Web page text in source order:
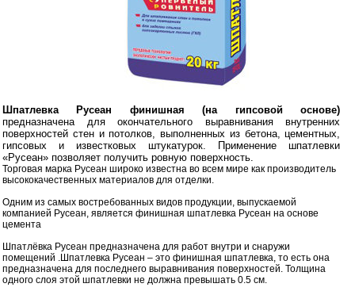
Шпатлевка Русеан финишная (на гипсовой основе)
предназначена для окончательного выравнивания внутренних
поверхностей стен и потолков, выполненных из бетона, цементных,
гипсовых и известковых штукатурок. Применение шпатлевки
«Русеан» позволяет получить ровную поверхность.
Торговая марка Русеан широко известна во всем мире как производитель
высококачественных материалов для отделки.
Одним из самых востребованных видов продукции, выпускаемой
компанией Русеан, является финишная шпатлевка Русеан на основе
цемента
Шпатлёвка Русеан предназначена для работ внутри и снаружи
помещений .Шпатлевка Русеан – это финишная шпатлевка, то есть она
предназначена для последнего выравнивания поверхностей. Толщина
одного слоя этой шпатлевки не должна превышать 0.5 см.